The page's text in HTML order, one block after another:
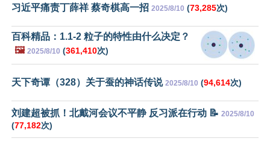
习近平痛责丁薛祥 蔡奇棋高一招 2025/8/10 (73,285次)
百科精品：1.1-2 粒子的特性由什么决定？
🖼️ 2025/8/10 (361,410次)
天下奇谭（328）关于蚕的神话传说 2025/8/10 (94,614次)
刘建超被抓！北戴河会议不平静 反习派在行动 📝 2025/8/10
(77,182次)